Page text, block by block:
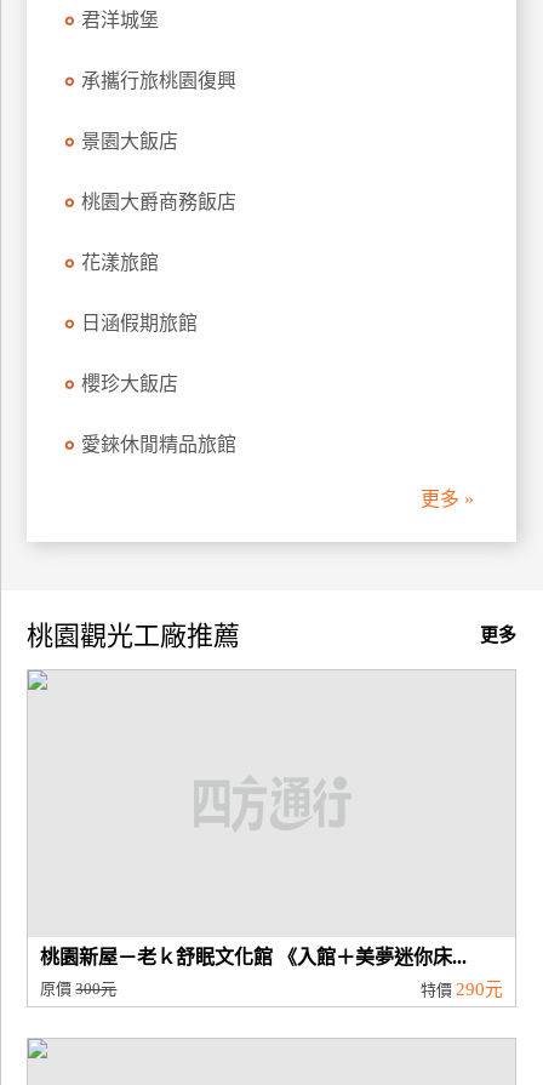
商
合
作
商
品
宣
君洋城堡
承攜行旅桃園復興
景園大飯店
桃園大爵商務飯店
花漾旅館
日涵假期旅館
櫻珍大飯店
愛錸休閒精品旅館
更多 »
更多
桃園觀光工廠推薦
桃園新屋－老ｋ舒眠文化館 《入館＋美夢迷你床...
原價300元 特價 290元